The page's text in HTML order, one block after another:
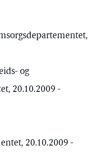
og
20.10.2009 -
20.10.2009 -